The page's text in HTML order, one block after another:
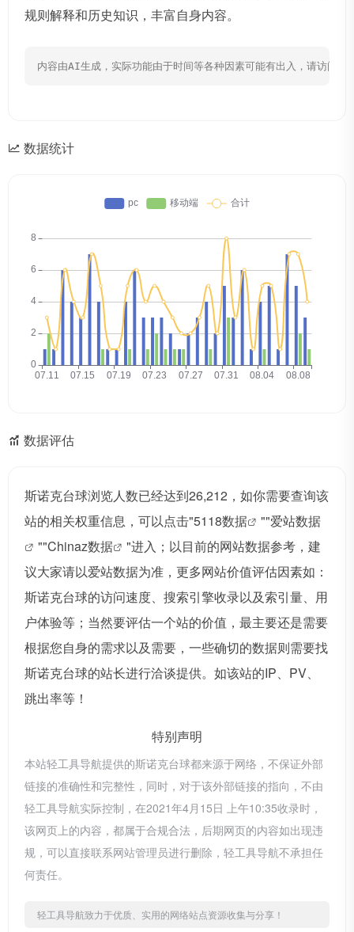
规则解释和历史知识，丰富自身内容。
内容由AI生成，实际功能由于时间等各种因素可能有出入，请访问网
数据统计
数据评估
斯诺克台球浏览人数已经达到26,212，如你需要查询该
站的相关权重信息，可以点击"5118数据 ""爱站数据
""Chinaz数据
"进入；以目前的网站数据参考，建
议大家请以爱站数据为准，更多网站价值评估因素如：
斯诺克台球的访问速度、搜索引擎收录以及索引量、用
户体验等；当然要评估一个站的价值，最主要还是需要
根据您自身的需求以及需要，一些确切的数据则需要找
斯诺克台球的站长进行洽谈提供。如该站的IP、PV、
跳出率等！
特别声明
本站轻工具导航提供的斯诺克台球都来源于网络，不保证外部
链接的准确性和完整性，同时，对于该外部链接的指向，不由
轻工具导航实际控制，在2021年4月15日 上午10:35收录时，
该网页上的内容，都属于合规合法，后期网页的内容如出现违
规，可以直接联系网站管理员进行删除，轻工具导航不承担任
何责任。
轻工具导航致力于优质、实用的网络站点资源收集与分享！